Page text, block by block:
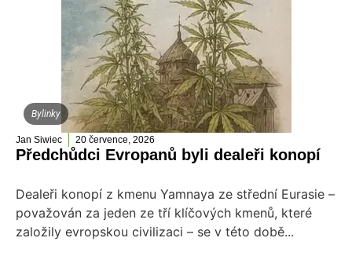
Bylinky
Jan Siwiec 20 července, 2026
Předchůdci Evropanů byli dealeři konopí
Dealeři konopí z kmenu Yamnaya ze střední Eurasie –
považován za jeden ze tří klíčových kmenů, které
založily evropskou civilizaci – se v této době...